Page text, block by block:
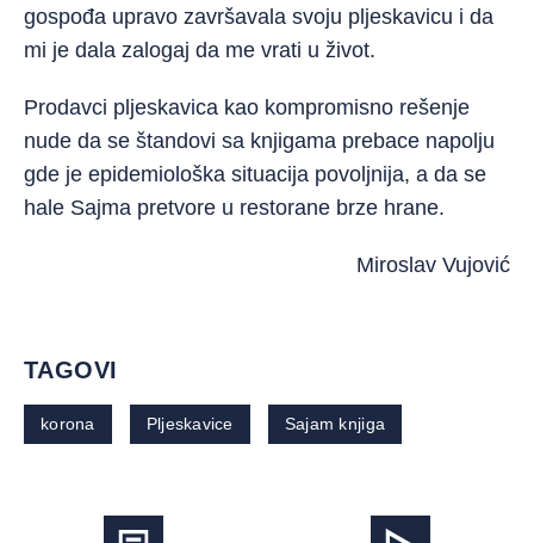
gospođa upravo završavala svoju pljeskavicu i da
mi je dala zalogaj da me vrati u život.
Prodavci pljeskavica kao kompromisno rešenje
nude da se štandovi sa knjigama prebace napolju
gde je epidemiološka situacija povoljnija, a da se
hale Sajma pretvore u restorane brze hrane.
Miroslav Vujović
TAGOVI
korona Pljeskavice Sajam knjiga